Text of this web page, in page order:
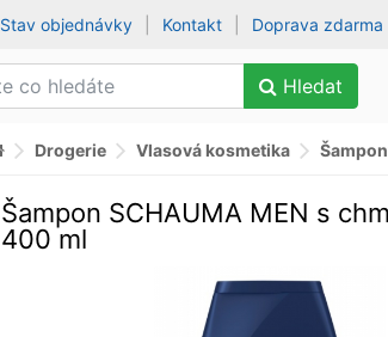
Stav objednávky Kontakt Doprava zdarma
Hledat
Drogerie Vlasová kosmetika
Šampon SCHAUMA MEN s
400 ml